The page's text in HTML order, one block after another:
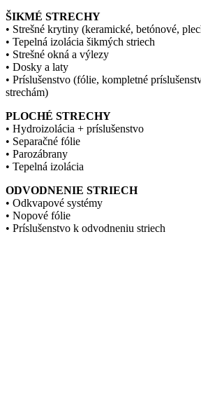
ŠIKMÉ STRECHY
• Strešné krytiny (keramické, betónové,
• Tepelná izolácia šikmých striech
• Strešné okná a výlezy
• Dosky a laty
• Príslušenstvo (fólie, kompletné
strechám)
PLOCHÉ STRECHY
• Hydroizolácia + príslušenstvo
• Separačné fólie
• Parozábrany
• Tepelná izolácia
ODVODNENIE STRIECH
• Odkvapové systémy
• Nopové fólie
• Príslušenstvo k odvodneniu striech